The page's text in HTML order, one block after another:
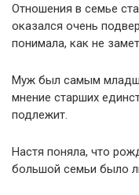
Отношения в семье
оказался очень
понимала, как не
Муж был самым
мнение старших
подлежит.
Настя поняла, что
большой семьи было